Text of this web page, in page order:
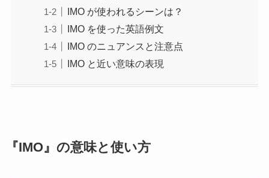
IMO が使われるシーンは？
IMO を使った英語例文
IMO のニュアンスと注意点
IMO と近い意味の表現
『IMO』の意味と使い方